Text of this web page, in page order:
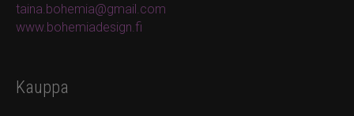
taina.bohemia@gmail.com
www.bohemiadesign.fi
Kauppa